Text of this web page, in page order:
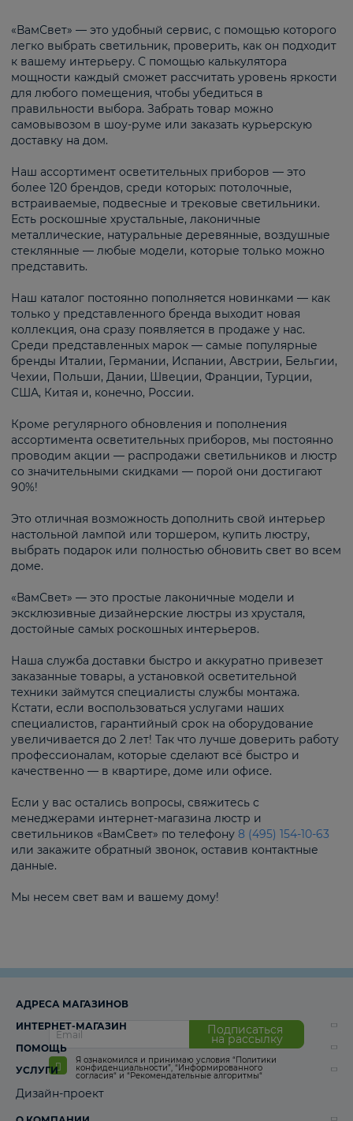
«ВамСвет» — это удобный сервис, с помощью которого
легко выбрать светильник, проверить, как он подходит
к вашему интерьеру. С помощью калькулятора
мощности каждый сможет рассчитать уровень яркости
для любого помещения, чтобы убедиться в
правильности выбора. Забрать товар можно
самовывозом в шоу-руме или заказать курьерскую
доставку на дом.
Наш ассортимент осветительных приборов — это
более 120 брендов, среди которых: потолочные,
встраиваемые, подвесные и трековые светильники.
Есть роскошные хрустальные, лаконичные
металлические, натуральные деревянные, воздушные
стеклянные — любые модели, которые только можно
представить.
Наш каталог постоянно пополняется новинками — как
только у представленного бренда выходит новая
коллекция, она сразу появляется в продаже у нас.
Среди представленных марок — самые популярные
бренды Италии, Германии, Испании, Австрии, Бельгии,
Чехии, Польши, Дании, Швеции, Франции, Турции,
США, Китая и, конечно, России.
Кроме регулярного обновления и пополнения
ассортимента осветительных приборов, мы постоянно
проводим акции — распродажи светильников и люстр
со значительными скидками — порой они достигают
90%!
Это отличная возможность дополнить свой интерьер
настольной лампой или торшером, купить люстру,
выбрать подарок или полностью обновить свет во всем
доме.
«ВамСвет» — это простые лаконичные модели и
эксклюзивные дизайнерские люстры из хрусталя,
достойные самых роскошных интерьеров.
Наша служба доставки быстро и аккуратно привезет
заказанные товары, а установкой осветительной
техники займутся специалисты службы монтажа.
Кстати, если воспользоваться услугами наших
специалистов, гарантийный срок на оборудование
увеличивается до 2 лет! Так что лучше доверить работу
профессионалам, которые сделают всё быстро и
качественно — в квартире, доме или офисе.
Если у вас остались вопросы, свяжитесь с
менеджерами интернет-магазина люстр и
светильников «ВамСвет» по телефону 8 (495) 154-10-63
или закажите обратный звонок, оставив контактные
данные.
Мы несем свет вам и вашему дому!
Подписаться
на рассылку
Я ознакомился и принимаю условия “Политики
конфиденциальности”, “Информированного
согласия“ и “Рекомендательные алгоритмы“
АДРЕСА МАГАЗИНОВ
ИНТЕРНЕТ-МАГАЗИН
ПОМОЩЬ
УСЛУГИ
Дизайн-проект